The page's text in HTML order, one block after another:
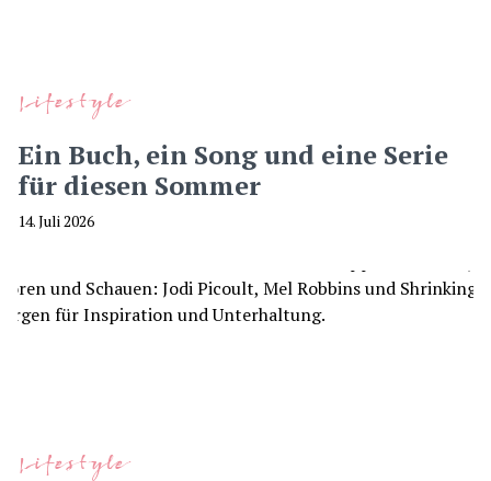
Lifestyle
Ein Buch, ein Song und eine Serie
für diesen Sommer
14. Juli 2026
Lifestyle